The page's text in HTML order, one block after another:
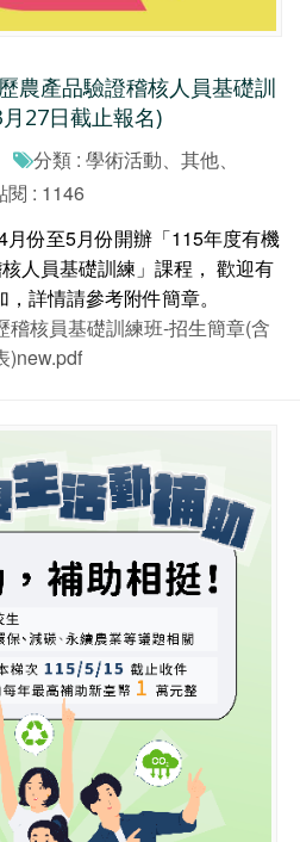
農產品驗證稽核人員基礎訓
27日截止報名)
分類 : 學術活動、其他、
閱 : 1146
份至5月份開辦「115年度有機
人員基礎訓練」課程， 歡迎有
詳情請參考附件簡章。
稽核員基礎訓練班-招生簡章(含
)new.pdf